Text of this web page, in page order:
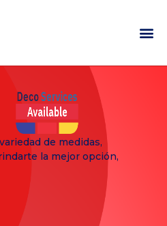
de medidas,
la mejor opción,